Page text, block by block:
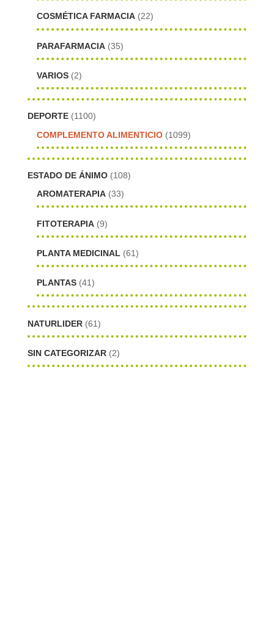
COSMÉTICA FARMACIA (22)
PARAFARMACIA (35)
VARIOS (2)
DEPORTE (1100)
COMPLEMENTO ALIMENTICIO (1099)
ESTADO DE ÁNIMO (108)
AROMATERAPIA (33)
FITOTERAPIA (9)
PLANTA MEDICINAL (61)
PLANTAS (41)
NATURLIDER (61)
SIN CATEGORIZAR (2)